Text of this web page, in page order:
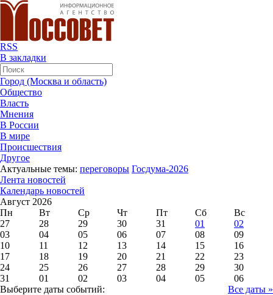
RSS
В закладки
Город (Москва и область)
Общество
Власть
Мнения
В России
В мире
Происшествия
Другое
Актуальные темы: переговоры Госдума-2026
Лента новостей
Календарь новостей
Август 2026
Пн
Вт Ср Чт Пт Сб
Вс
27
28 29 30 31 01
02
03
04 05 06 07 08
09
10
11 12 13 14 15
16
17
18 19 20 21 22
23
24
25 26 27 28 29
30
31
01 02 03 04 05
06
Все даты »
Выберите даты событий: